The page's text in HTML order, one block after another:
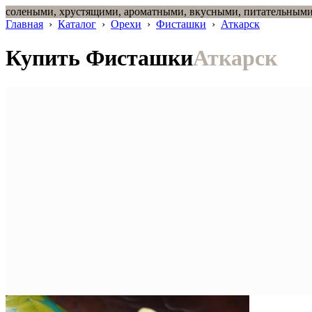
солеными, хрустящими, ароматными, вкусными,
Главная › Каталог › Орехи › Фисташки › Аткарск
Купить ФисташкиАткарск